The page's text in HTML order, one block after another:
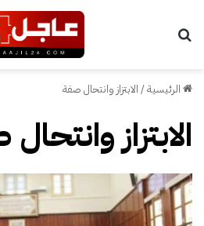
الرئيسية/ الابتزاز وانتحال صفة
الابتزاز